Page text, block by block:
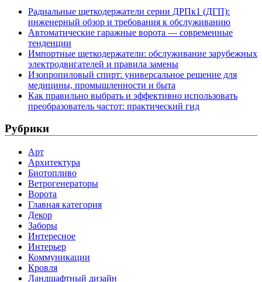
Радиальные щеткодержатели серии ДРПк1 (ДГП):
инженерный обзор и требования к обслуживанию
Автоматические гаражные ворота — современные
тенденции
Импортные щеткодержатели: обслуживание зарубежных
электродвигателей и правила замены
Изопропиловый спирт: универсальное решение для
медицины, промышленности и быта
Как правильно выбрать и эффективно использовать
преобразователь частот: практический гид
Рубрики
Арт
Архитектура
Биотопливо
Ветрогенераторы
Ворота
Главная категория
Декор
Заборы
Интересное
Интерьер
Коммуникации
Кровля
Ландшафтный дизайн